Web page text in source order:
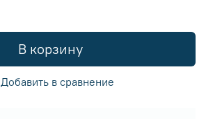
В корзину
Добавить в сравнение